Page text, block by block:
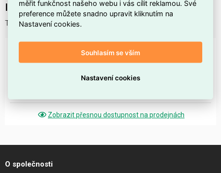
Interní název produktu
Teploměr
DOSTUPNOST NA PRODEJNÁCH
Zobrazit přesnou dostupnost na prodejnách
O společnosti
měřit funkčnost našeho webu i vás cílit reklamou. Své
preference můžete snadno upravit kliknutím na
Nastavení cookies.
Souhlasím se vším
Nastavení cookies